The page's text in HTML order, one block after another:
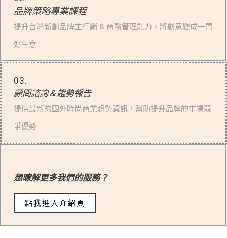
品牌策略專業課程
提升台灣新創品牌主行銷 & 商務管理能力，將創意變成一門
好生意
03.
顧問諮詢＆趨勢報告
提供最新的國外時尚商業趨勢資訊，幫助提升品牌的市場競
爭優勢
想暸解更多我們的服務？
點我進入介紹頁